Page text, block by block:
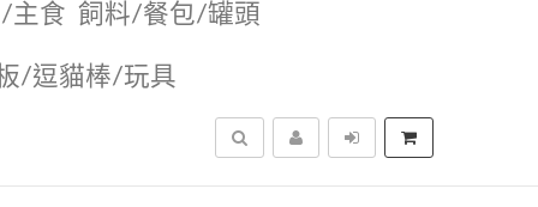
主食 飼料/餐包/罐頭
/逗貓棒/玩具
搜尋